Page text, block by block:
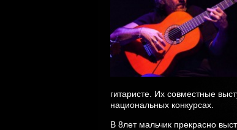
гитаристе. Их совместные
национальных конкурсах.
В 8лет мальчик прекрасно